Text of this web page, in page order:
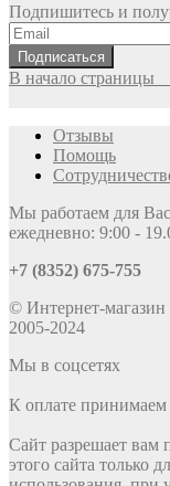
Подпишитесь и
Подписаться
В начало страницы
Отзывы
Помощь
Мы работаем для Вас
ежедневно: 9:00 -
+7 (8352) 675-755
© Интернет-магазин
2005-2024
Мы в соцсетях
К оплате принимаем
Сайт разрешает вам
этого сайта только